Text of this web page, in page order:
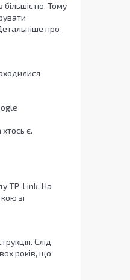
Тому
про
є.
TP-Link. На
зі
Слід
років, що